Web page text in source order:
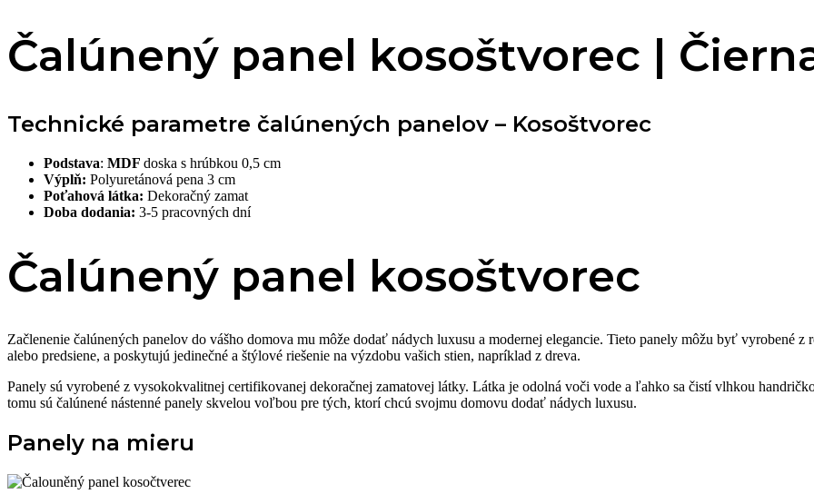
Čalúnený panel kosoštvorec |
Technické parametre čalúnených panelov – Kosoštvorec
Podstava: MDF doska s hrúbkou 0,5 cm
Výplň: Polyuretánová pena 3 cm
Poťahová látka: Dekoračný zamat
Doba dodania: 3-5 pracovných dní
Čalúnený panel kosoštvorec
Začlenenie čalúnených panelov do vášho domova mu môže dodať nádych luxusu a modernej elegancie. Tieto panely môžu byť vyrobené
alebo predsiene, a poskytujú jedinečné a štýlové riešenie na výzdobu vašich stien, napríklad z dreva.
Panely sú vyrobené z vysokokvalitnej certifikovanej dekoračnej zamatovej látky. Látka je odolná voči vode a ľahko sa čistí vlhkou
tomu sú čalúnené nástenné panely skvelou voľbou pre tých, ktorí chcú svojmu domovu dodať nádych luxusu.
Panely na mieru